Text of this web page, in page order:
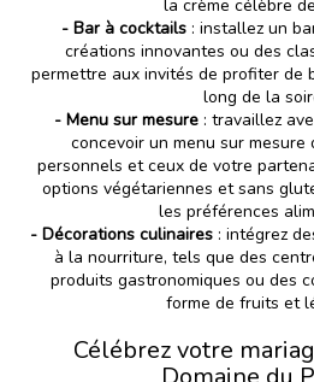
la crème célèbre
- Bar à cocktails : installez un
créations innovantes ou des
permettre aux invités de profiter de
long de la
- Menu sur mesure : travaillez
concevoir un menu sur
personnels et ceux de votre
options végétariennes et sans
les préférences
- Décorations culinaires : intégrez
à la nourriture, tels que des
produits gastronomiques ou des
forme de fruits et
Célébrez votre